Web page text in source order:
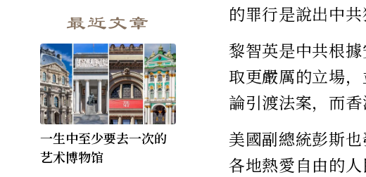
最近文章
一生中至少要去一次的
艺术博物馆
的罪行是說出中共
黎智英是中共根
取更嚴厲的立場
論引渡法案，而
美國副總統彭斯
各地熱愛自由的人